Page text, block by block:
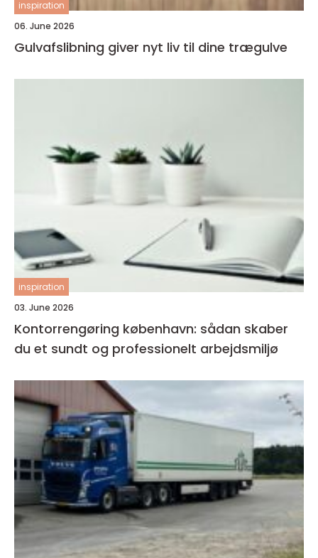
inspiration
06. June 2026
Gulvafslibning giver nyt liv til dine trægulve
inspiration
03. June 2026
Kontorrengøring københavn: sådan skaber
du et sundt og professionelt arbejdsmiljø